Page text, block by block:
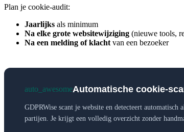
Plan je cookie-audit:
Jaarlijks als minimum
Na elke grote websitewijziging (nieuwe tools,
Na een melding of klacht van een bezoeker
auto_awesomeAutomatische cookie-
GDPRWise scant je website en detecteert automatisch
partijen. Je krijgt een volledig overzicht zonder